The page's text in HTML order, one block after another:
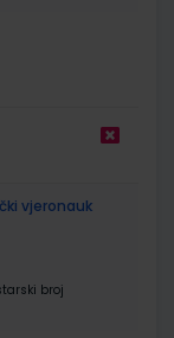
vjeronauk
broj